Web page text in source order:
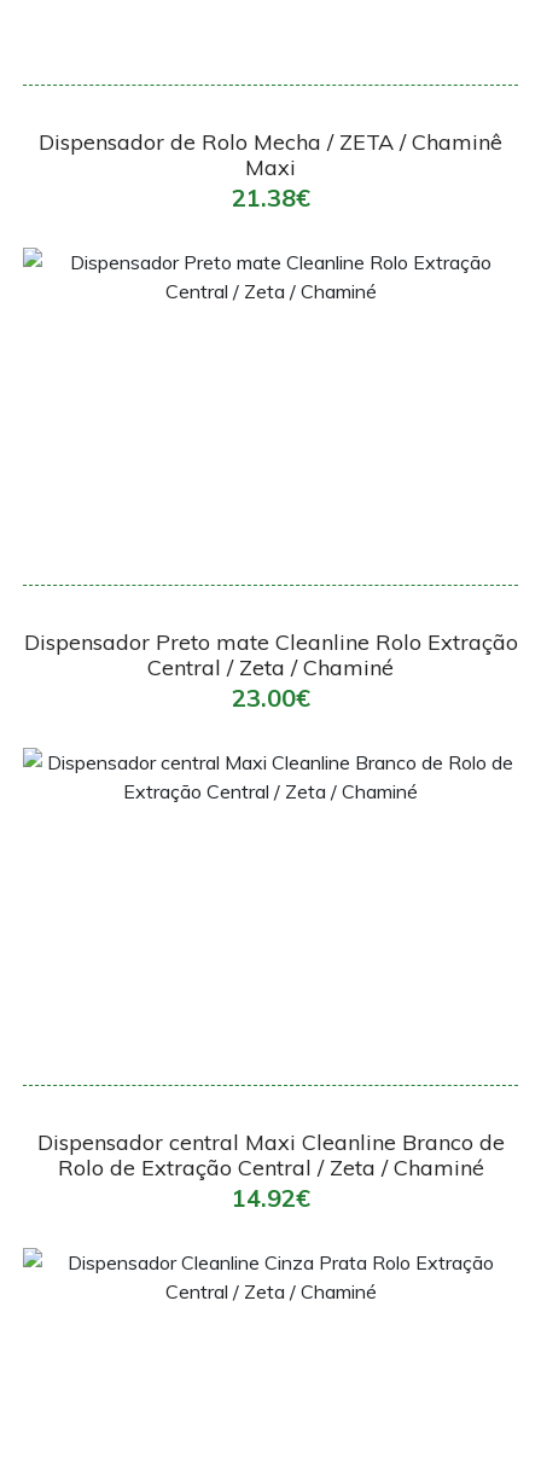
Dispensador de Rolo Mecha / ZETA / Chaminê
Maxi
21.38€
Dispensador Preto mate Cleanline Rolo Extração
Central / Zeta / Chaminé
23.00€
Dispensador central Maxi Cleanline Branco de
Rolo de Extração Central / Zeta / Chaminé
14.92€